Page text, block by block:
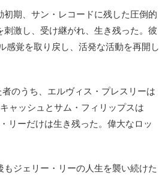
期、サン・レコードに残した圧倒的
激し、受け継がれ、生き残った。彼
感覚を取り戻し、活発な活動を再開し
のうち、エルヴィス・プレスリーは
ャッシュとサム・フィリップスは
リーだけは生き残った。偉大なロッ
ジェリー・リーの人生を襲い続けた